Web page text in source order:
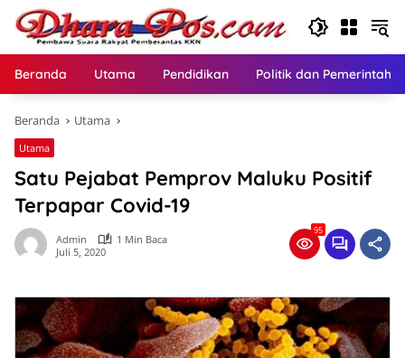
Langsung
konten
Beranda Utama Pendidikan Politik dan
Beranda Utama
Utama
Satu Pejabat Pemprov Maluku Positif
Terpapar Covid-19
Admin
1 Min Baca
Juli 5, 2020
95